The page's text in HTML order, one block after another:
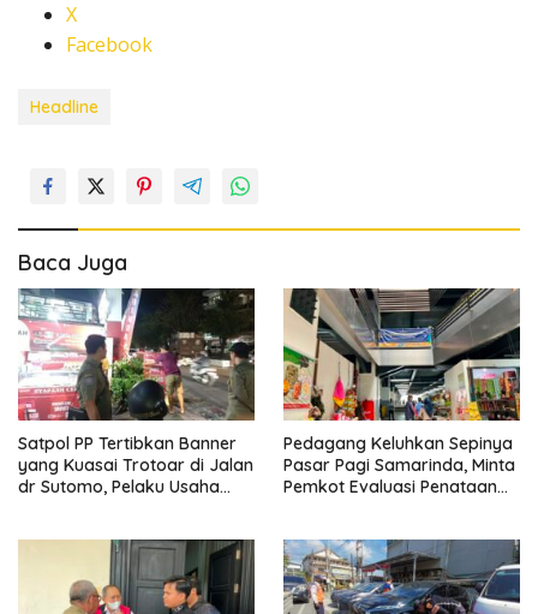
X
Facebook
Headline
Baca Juga
Satpol PP Tertibkan Banner
yang Kuasai Trotoar di Jalan
dr Sutomo, Pelaku Usaha
Pedagang Keluhkan Sepinya
Pasar Pagi Samarinda, Minta
Pemkot Evaluasi Penataan